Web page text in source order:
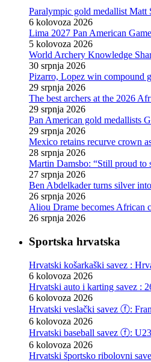
Paralympic gold medallist Matt
6 kolovoza 2026
Lima 2027 Pan American
5 kolovoza 2026
World Archery Knowledge
30 srpnja 2026
Pizarro, Lopez win compound
29 srpnja 2026
The best archers at the 2026
29 srpnja 2026
Pan American gold medallists
29 srpnja 2026
Mexico retains recurve crown
28 srpnja 2026
Martin Damsbo: “Still proud to
27 srpnja 2026
Ben Abdelkader turns silver
26 srpnja 2026
Aliou Drame becomes African
26 srpnja 2026
Sportska hrvatska
Hrvatski košarkaški savez :
6 kolovoza 2026
Hrvatski auto i karting savez :
6 kolovoza 2026
Hrvatski veslački savez ⓕ:
6 kolovoza 2026
Hrvatski baseball savez ⓕ:
6 kolovoza 2026
Hrvatski športsko ribolovni